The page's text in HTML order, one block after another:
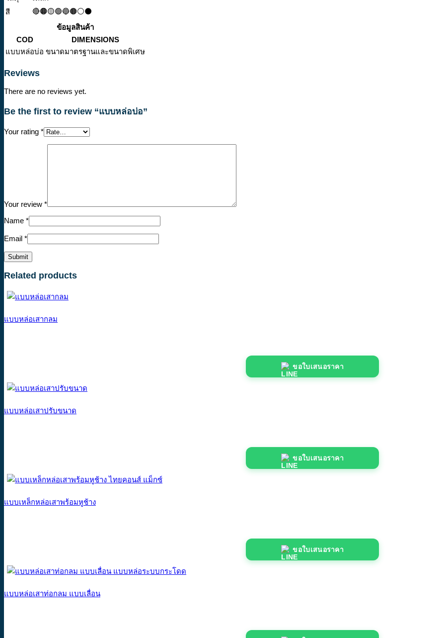
สี
🔴🟠🟡🟢🔵🟤⚪⚫
ข้อมูลสินค้า
COD
DIMENSIONS
แบบหล่อบ่อ ขนาดมาตรฐานและขนาดพิเศษ
Reviews
There are no reviews yet.
Be the first to review “แบบหล่อบ่อ”
Your rating *
Your review *
Name *
Email *
Related products
แบบหล่อเสากลม
ขอใบเสนอราคา
แบบหล่อเสาปรับขนาด
ขอใบเสนอราคา
แบบเหล็กหล่อเสาพร้อมหูช้าง
ขอใบเสนอราคา
แบบหล่อเสาท่อกลม แบบเลื่อน